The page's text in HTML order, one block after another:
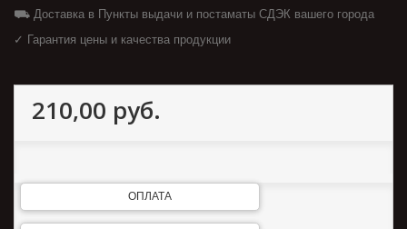
⛟ Доставка в Пункты выдачи и постаматы СДЭК вашего города
✓ Гарантия цены и качества продукции
210,00 руб.
ОПЛАТА